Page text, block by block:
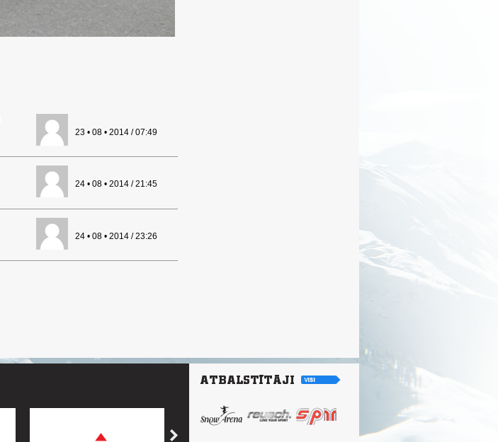
23 • 08 • 2014 / 07:49
24 • 08 • 2014 / 21:45
24 • 08 • 2014 / 23:26